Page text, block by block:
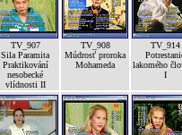
TV_907
Sila Paramita
Praktikování
nesobecké
vlídnosti II
TV_908
Múdrosť proroka
Mohameda
TV_914
lakomého
I